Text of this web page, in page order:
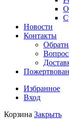
Новости
Контакты
Избранное
Вход
Корзина Закрыть